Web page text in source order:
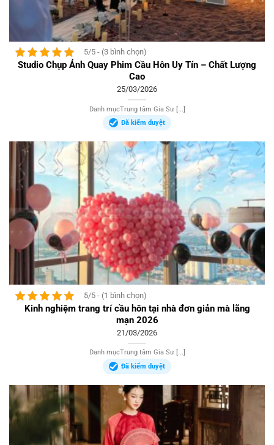
5/5 - (3 bình chọn)
Studio Chụp Ảnh Quay Phim Cầu Hôn Uy Tín – Chất Lượng
Cao
25/03/2026
Danh mụcTrung tâm Gia Sư [...]
Đã kiểm duyệt
5/5 - (1 bình chọn)
Kinh nghiệm trang trí cầu hôn tại nhà đơn giản mà lãng
mạn 2026
21/03/2026
Danh mụcTrung tâm Gia Sư [...]
Đã kiểm duyệt